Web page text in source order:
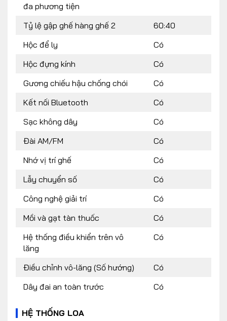
đa phương tiện
Tỷ lệ gập ghế hàng ghế 2
60:40
Hộc để ly
Có
Hộc đựng kính
Có
Gương chiếu hậu chống chói
Có
Kết nối Bluetooth
Có
Sạc không dây
Có
Đài AM/FM
Có
Nhớ vị trí ghế
Có
Lẫy chuyển số
Có
Công nghệ giải trí
Có
Mồi và gạt tàn thuốc
Có
Hệ thống điều khiển trên vô
lăng
Có
Điều chỉnh vô-lăng (Số hướng)
Có
Dây đai an toàn trước
Có
HỆ THỐNG LOA